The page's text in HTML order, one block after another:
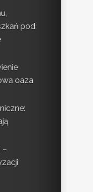
pod
oaza
–